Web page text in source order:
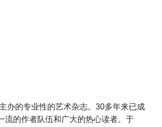
办的专业性的艺术杂志。30多年来已成
流的作者队伍和广大的热心读者。于